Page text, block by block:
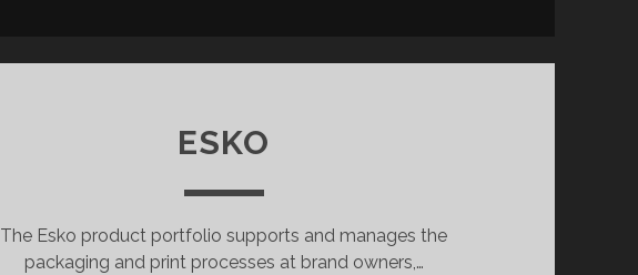
ESKO
The Esko product portfolio supports and manages the
packaging and print processes at brand owners,…